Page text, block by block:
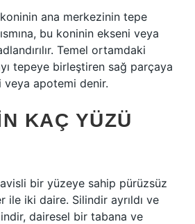
ana merkezinin tepe
bu koninin ekseni veya
Temel ortamdaki
tepeye birleştiren sağ parçaya
veya apotemi denir.
KAÇ YÜZÜ
bir yüzeye sahip pürüzsüz
ile iki daire. Silindir ayrıldı ve
dairesel bir tabana ve